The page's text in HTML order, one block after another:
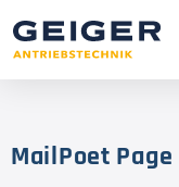
MailPoet Page